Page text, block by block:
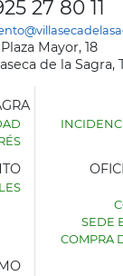
27 80 11
Plaza Mayor, 18
de la Sagra,
SEDE
COMPRA